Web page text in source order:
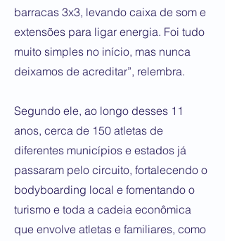
barracas 3x3, levando caixa de som e
extensões para ligar energia. Foi tudo
muito simples no início, mas nunca
deixamos de acreditar”, relembra.
Segundo ele, ao longo desses 11
anos, cerca de 150 atletas de
diferentes municípios e estados já
passaram pelo circuito, fortalecendo o
bodyboarding local e fomentando o
turismo e toda a cadeia econômica
que envolve atletas e familiares, como